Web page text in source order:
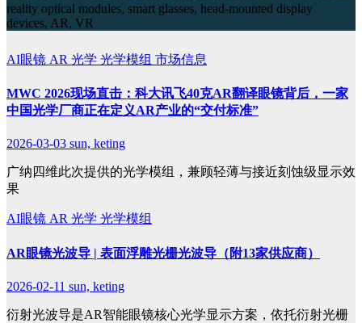
reality optical modules, smart glasses, head-mounted display
devices, AR, VR
AI眼镜 AR 光学 光学模组 市场信息
MWC 2026现场直击：科大讯飞40克AR翻译眼镜背后，一家
中国光学厂商正在定义AR产业的“交付标准”
2026-03-03 sun, keting
广纳四维此次提供的光学模组，兼顾轻薄与接近刻蚀级显示效
果
AI眼镜 AR 光学 光学模组
AR眼镜光波导 | 表面浮雕光栅光波导（附13家供应商）
2026-02-11 sun, keting
衍射光波导是AR智能眼镜核心光学显示方案，依托衍射光栅